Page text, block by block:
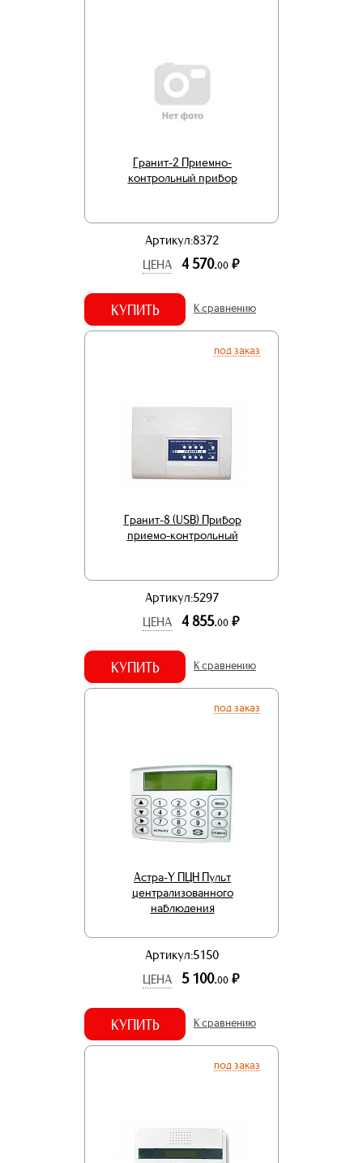
Гранит-2 Приемно-
контрольный прибор
Артикул:8372
ЦЕНА
4 570.00 р.
КУПИТЬ К сравнению
под заказ
Гранит-8 (USB) Прибор
приемо-контрольный
Артикул:5297
ЦЕНА
4 855.00 р.
КУПИТЬ К сравнению
под заказ
Астра-Y ПЦН Пульт
централизованного
наблюдения
Артикул:5150
ЦЕНА
5 100.00 р.
КУПИТЬ К сравнению
под заказ